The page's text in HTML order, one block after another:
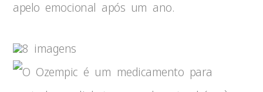
apelo emocional após um ano.
8 imagens